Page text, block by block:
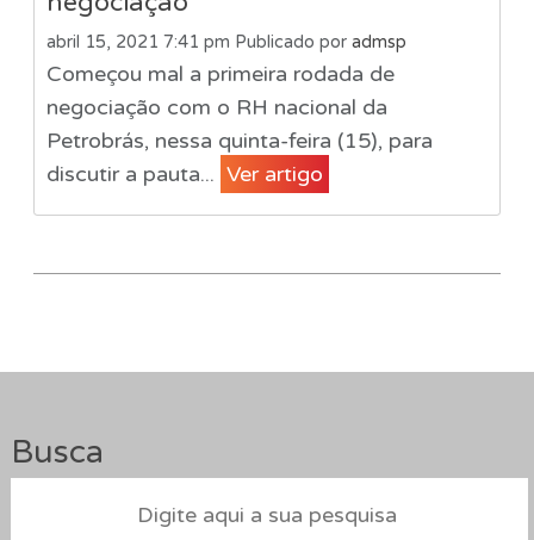
abril 15, 2021 7:41 pm Publicado por admsp
Começou mal a primeira rodada de
negociação com o RH nacional da
Petrobrás, nessa quinta-feira (15), para
discutir a pauta... Ver artigo
Busca